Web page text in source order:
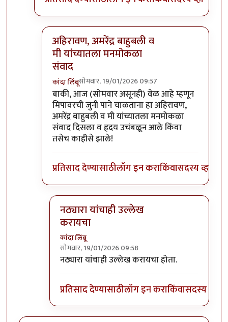
अहिरावण, अमरेंद्र बाहुबली व
मी यांच्यातला मनमोकळा
संवाद
कांदा लिंबूसोमवार, 19/01/2026 09:57
In reply toशी. मित्राचे आंबे काय बेदाणेbyअमरेंद्र
बाकी, आज (सोमवार असूनही) वेळ आहे म्हणून
मिपावरची जुनी पाने चाळताना हा अहिरावण,
अमरेंद्र बाहुबली व मी यांच्यातला मनमोकळा
संवाद दिसला व हृदय उचंबळून आले किंवा
तसेच काहीसे झाले!
प्रतिसाद देण्यासाठीलॉग इन कराकिंवासदस्य व्हा
नठ्यारा यांचाही उल्लेख
करायचा
कांदा लिंबू
सोमवार, 19/01/2026 09:58
In reply toअहिरावण, अमरेंद्र बाहुबली व मी
नठ्यारा यांचाही उल्लेख करायचा होता.
प्रतिसाद देण्यासाठीलॉग इन कराकिंवासदस्य व्हा